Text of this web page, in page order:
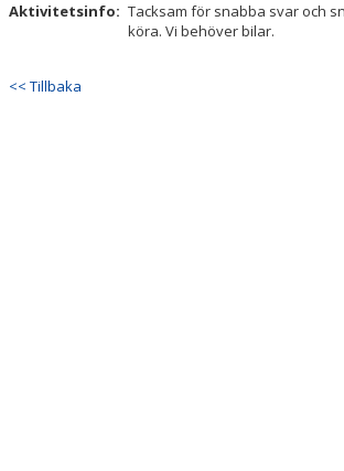
Aktivitetsinfo: Tacksam för snabba svar och
köra. Vi behöver bilar.
<< Tillbaka